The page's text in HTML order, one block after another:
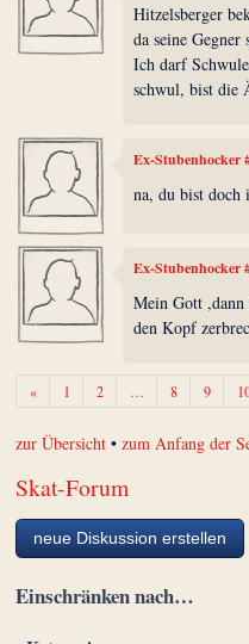
Hitzelsberger
da seine
Ich darf
schwul, bist die
Ex-Stubenhocker
na, du bist doch
Ex-Stubenhocker
Mein Gott
den Kopf
«Zurück1 2 … 8 9
zur Übersicht •zum Anfang der
Skat-Forum
neue Diskussion erstellen
Einschränken nach…